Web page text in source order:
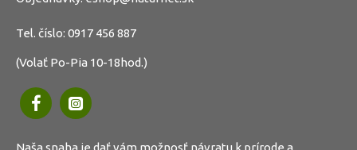
Tel. číslo: 0917 456 887
(Volať Po-Pia 10-18hod.)
Naša snaha je dať vám možnosť návratu k prírode a